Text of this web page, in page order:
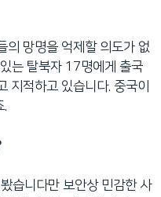
의 망명을 억제할 의도가 없
는 탈북자 17명에게 출국
지적하고 있습니다. 중국이
.
습니다만 보안상 민감한 사